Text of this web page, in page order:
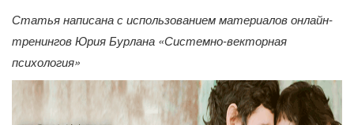
Статья написана с использованием материалов онлайн-
тренингов Юрия Бурлана «Системно-векторная
психология»